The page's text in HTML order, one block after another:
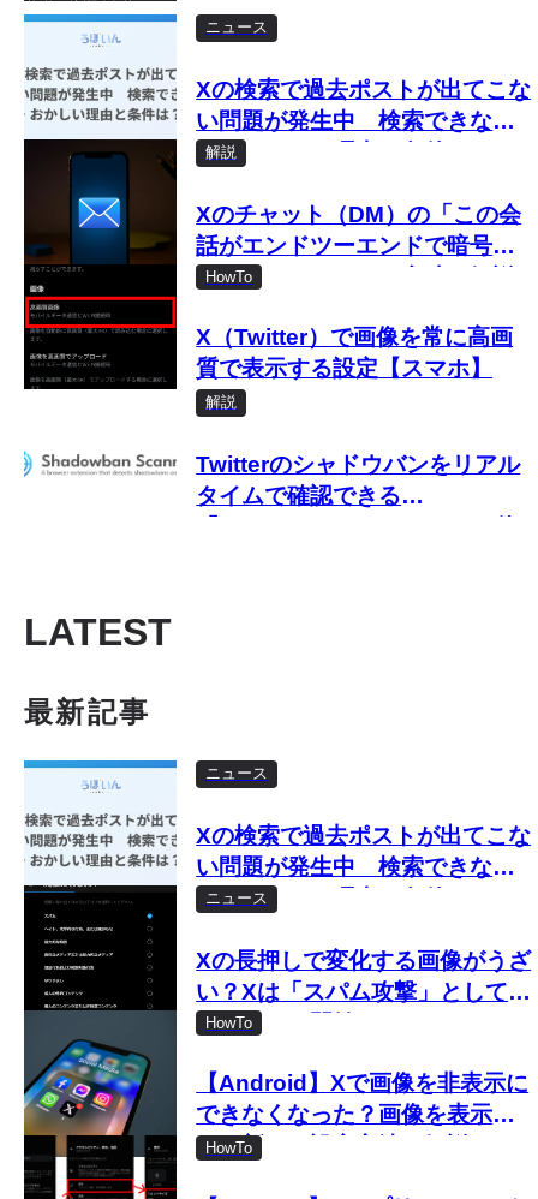
ニュース
Xの検索で過去ポストが出てこな
い問題が発生中 検索できな
い・おかしい理由と条件は？
解説
Xのチャット（DM）の「この会
話がエンドツーエンドで暗号化
されました」とは？意味を解説
HowTo
X（Twitter）で画像を常に高画
質で表示する設定【スマホ】
解説
Twitterのシャドウバンをリアル
タイムで確認できる
LATEST
最新記事
ニュース
Xの検索で過去ポストが出てこな
い問題が発生中 検索できな
い・おかしい理由と条件は？
ニュース
Xの長押しで変化する画像がうざ
い？Xは「スパム攻撃」として取
り締まりを開始
HowTo
【Android】Xで画像を非表示に
できなくなった？画像を表示し
ない新しい設定方法を解説
HowTo